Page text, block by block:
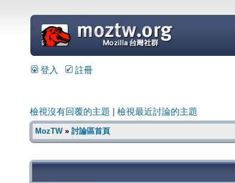
=
登入 註冊
檢視沒有回覆的主題 檢視最近討論的主題
MozTW» 討論區首頁